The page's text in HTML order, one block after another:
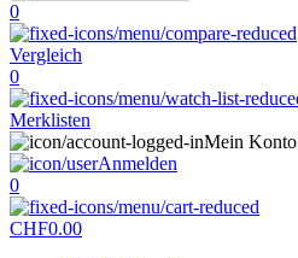
0
Vergleich
0
Merklisten
Mein Konto
Anmelden
0
CHF0.00